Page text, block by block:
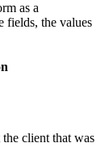
as a
fields, the values
client that was